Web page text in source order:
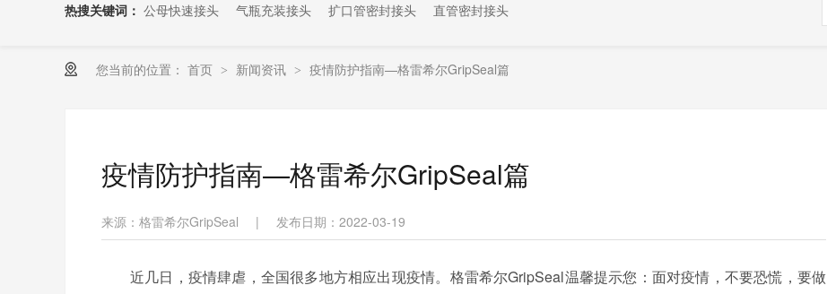
热搜关键词： 公母快速接头 气瓶充装接头 扩口管密封接头 直管密封接头
您当前的位置： 首页 > 新闻资讯 > 疫情防护指南—格雷希尔GripSeal篇
疫情防护指南—格雷希尔GripSeal篇
来源：格雷希尔GripSeal | 发布日期：2022-03-19
近几日，疫情肆虐，全国很多地方相应出现疫情。格雷希尔GripSeal温馨提示您：面对疫情，不要恐慌，要做